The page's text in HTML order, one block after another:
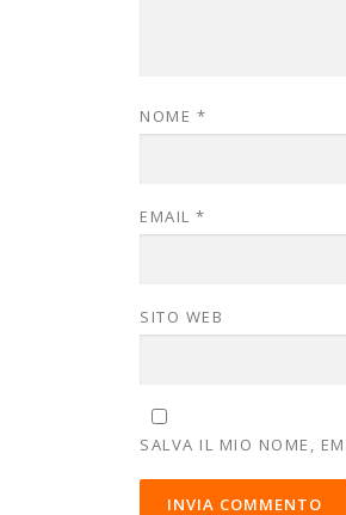
NOME *
EMAIL *
SITO WEB
SALVA IL MIO NOME,